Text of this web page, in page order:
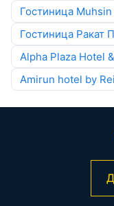
Гостиница Muhsin
Гостиница Ракат
Alpha Plaza Hotel
Amirun hotel by